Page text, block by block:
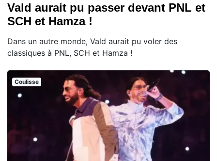
Vald aurait pu passer devant PNL et
SCH et Hamza !
Dans un autre monde, Vald aurait pu voler des
classiques à PNL, SCH et Hamza !
Coulisse